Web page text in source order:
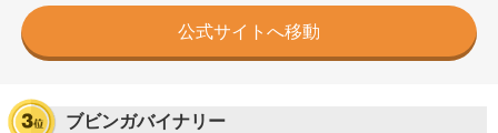
公式サイトへ移動
ブビンガバイナリー